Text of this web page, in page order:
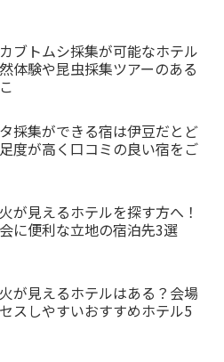
ブトムシ採集が可能なホテル
体験や昆虫採集ツアーのある
採集ができる宿は伊豆だとど
度が高く口コミの良い宿をご
が見えるホテルを探す方へ！
に便利な立地の宿泊先3選
が見えるホテルはある？会場
スしやすいおすすめホテル5